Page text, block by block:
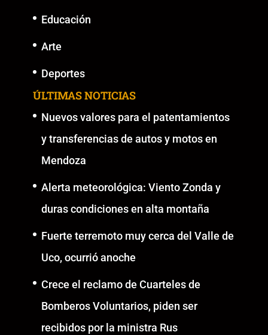
Educación
Arte
Deportes
ÚLTIMAS NOTICIAS
Nuevos valores para el patentamientos
y transferencias de autos y motos en
Mendoza
Alerta meteorológica: Viento Zonda y
duras condiciones en alta montaña
Fuerte terremoto muy cerca del Valle de
Uco, ocurrió anoche
Crece el reclamo de Cuarteles de
Bomberos Voluntarios, piden ser
recibidos por la ministra Rus